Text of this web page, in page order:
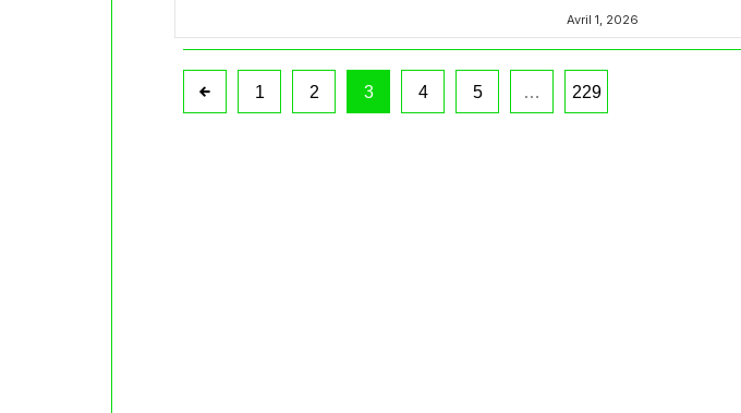
Avril 1, 2026
1 2 3 4 5 … 229